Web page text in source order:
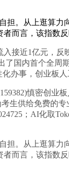
从上逛算力
而言，该指数
近1亿元，反
国内首个全周
事，创业板人
慎密创业
生供给免费的
；AI化取
从上逛算力
而言，该指数